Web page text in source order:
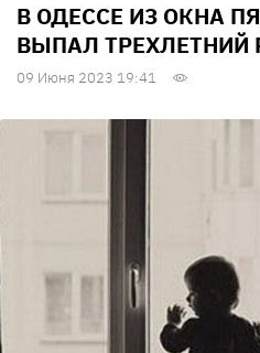
В ОДЕССЕ ИЗ ОКНА
ВЫПАЛ ТРЕХЛЕТНИЙ
09 Июня 2023 19:41